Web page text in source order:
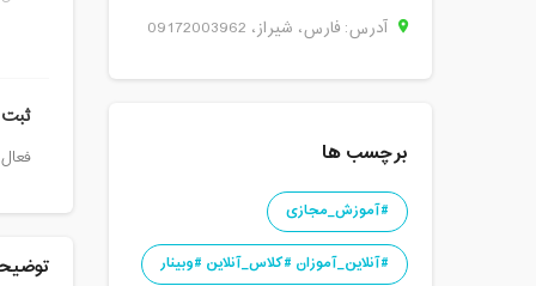
آدرس: فارس، شيراز، 09172003962
برچسب ها
#آموزش_مجازی
#آنلاین_آموزان #کلاس_آنلاین #وبینار